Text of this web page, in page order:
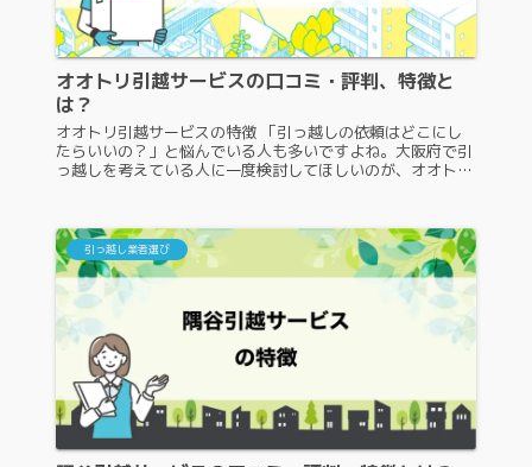
オオトリ引越サービスの口コミ・評判、特徴と
は？
オオトリ引越サービスの特徴 「引っ越しの依頼はどこにし
たらいいの？」と悩んでいる人も多いですよね。大阪府で引
っ越しを考えている人に一度検討してほしいのが、オオトリ
引っ越し業者選び